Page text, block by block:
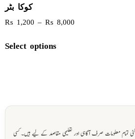
کوکا بٹر
₨ 1,200 – ₨ 8,000
Select options
تمام معلومات صرف آگاہی اور تعلیمی مقاصد کے لیے ہیں۔ کسی